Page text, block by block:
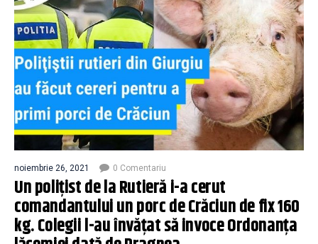
noiembrie 26, 2021 0 Comentariu
Un polițist de la Rutieră i-a cerut
comandantului un porc de Crăciun de fix 160
kg. Colegii l-au învățat să invoce Ordonanța